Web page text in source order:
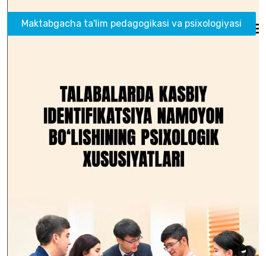
Maktabgacha ta'lim pedagogikasi va psixologiyasi